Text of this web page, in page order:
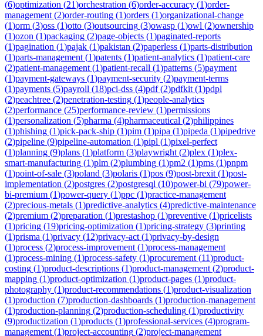
(6)optimization (21)orchestration (6)order-accuracy (1)order-
management (2)order-routing (1)orders (1)organizational-change
(1)orm (3)oss (1)otto (3)outsourcing (3)owasp (1)owl (2)ownership
(1)ozon (1)packaging (2)page-objects (1)paginated-reports
(1)pagination (1)pajak (1)pakistan (2)paperless (1)parts-distribution
(1)parts-management (1)patents (1)patient-analytics (1)patient-care
(2)patient-management (1)patient-recall (1)patterns (5)payment
(1)payment-gateways (1)payment-security (2)payment-terms
(1)payments (5)payroll (18)pci-dss (4)pdf(2)pdfkit (1)pdpl
(2)peachtree (2)penetration-testing (1)people-analytics
(2)performance (25)performance-review (1)permissions
(1)personalization (5)pharma (4)pharmaceutical (2)philippines
(1)phishing (1)pick-pack-ship (1)pim (1)pipa (1)pipeda (1)pipedrive
(2)pipeline (9)pipeline-automation (1)pipl (1)pixel-perfect
(1)planning (9)plans (1)platform (3)playwright (2)plex (1)plex-
smart-manufacturing (1)plm (2)plumbing (1)pm2 (1)pms (1)pnpm
(1)point-of-sale (3)poland (3)polaris (1)pos (9)post-brexit (1)post-
implementation (2)postgres (2)postgresql (10)power-bi (79)power-
bi-premium (1)power-query (1)ppc (1)practice-management
(2)precious-metals (1)predictive-analytics (4)predictive-maintenance
(2)premium (2)preparation (1)prestashop (1)preventive (1)pricelists
(1)pricing (19)pricing-optimization (1)pricing-strategy (3)printing
(1)prisma (1)privacy (12)privacy-act (1)privacy-by-design
(1)process (2)process-improvement (1)process-management
(1)process-mining (1)process-safety (1)procurement (11)product-
costing (1)product-descriptions (1)product-management (2)product-
mapping (1)product-optimization (1)product-pages (1)product-
photography (1)product-recommendations (1)product-visualization
(1)production (7)production-dashboards (1)production-management
(1)production-planning (2)production-scheduling (1)productivity
(9)productization (1)products (1)professional-services (4)program-
management (1)project-accounting (2)project-management